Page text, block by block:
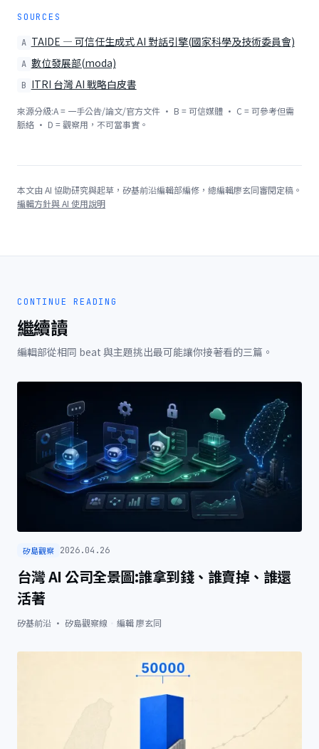
SOURCES
A TAIDE — 可信任生成式 AI 對話引擎(國家科學及技術委員會)
A 數位發展部(moda)
B ITRI 台灣 AI 戰略白皮書
來源分級:A = 一手公告/論文/官方文件 · B = 可信媒體 · C = 可參考但需
脈絡 · D = 觀察用，不可當事實。
本文由 AI 協助研究與起草，矽基前沿編輯部編修，總編輯廖玄同審閱定稿。
編輯方針與 AI 使用說明
CONTINUE READING
繼續讀
編輯部從相同 beat 與主題挑出最可能讓你接著看的三篇。
矽島觀察 2026.04.26
台灣 AI 公司全景圖:誰拿到錢、誰賣掉、誰還
活著
矽基前沿 · 矽島觀察線 編輯廖玄同